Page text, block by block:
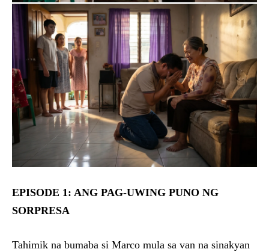
EPISODE 1: ANG PAG-UWING PUNO NG
SORPRESA
Tahimik na bumaba si Marco mula sa van na sinakyan